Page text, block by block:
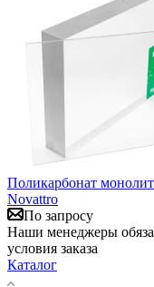
Поликарбонат
Novattro
По запросу
Наши менеджеры
условия заказа
Каталог